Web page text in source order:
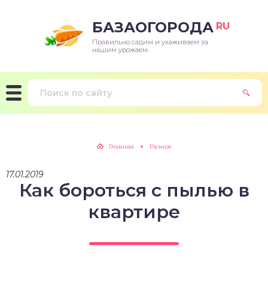
БАЗАОГОРОДА RU
Правильно садим и ухаживаем за
нашим урожаем.
Главная Разное
17.01.2019
Как бороться с пылью в
квартире